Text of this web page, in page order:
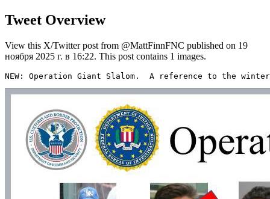
Tweet Overview
View this X/Twitter post from @MattFinnFNC published on 19
ноября 2025 г. в 16:22. This post contains 1 images.
NEW: Operation Giant Slalom.  A reference to the